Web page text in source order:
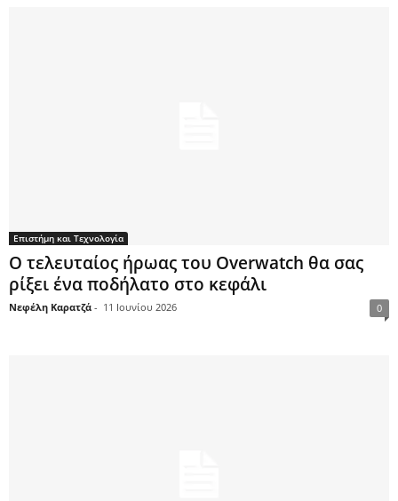
Επιστήμη και Τεχνολογία
Ο τελευταίος ήρωας του Overwatch θα σας
ρίξει ένα ποδήλατο στο κεφάλι
Νεφέλη Καρατζά - 11 Ιουνίου 2026 0